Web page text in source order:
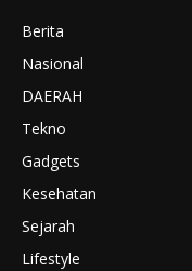
Berita
Nasional
DAERAH
Tekno
Gadgets
Kesehatan
Sejarah
Lifestyle